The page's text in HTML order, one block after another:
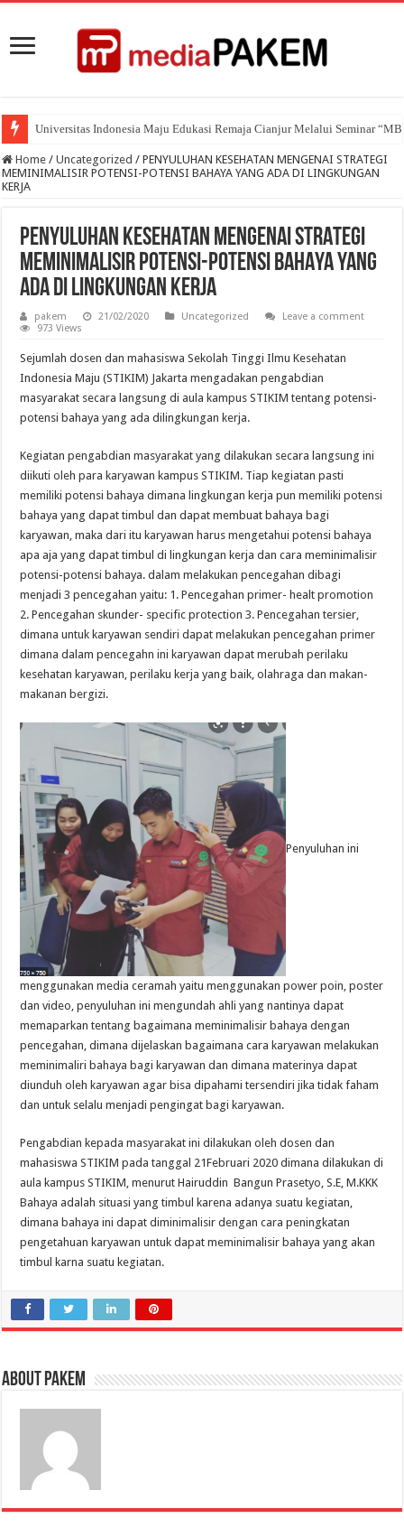
Universitas Indonesia Maju Edukasi Remaja Cianjur Melalui Seminar
Home / Uncategorized / PENYULUHAN KESEHATAN MENGENAI STRATEGI
MEMINIMALISIR POTENSI-POTENSI BAHAYA YANG ADA DI LINGKUNGAN
KERJA
PENYULUHAN KESEHATAN MENGENAI STRATEGI
MEMINIMALISIR POTENSI-POTENSI BAHAYA YANG
ADA DI LINGKUNGAN KERJA
pakem 21/02/2020 Uncategorized
Leave a comment
973 Views
Sejumlah dosen dan mahasiswa Sekolah Tinggi Ilmu Kesehatan
Indonesia Maju (STIKIM) Jakarta mengadakan pengabdian
masyarakat secara langsung di aula kampus STIKIM tentang potensi-
potensi bahaya yang ada dilingkungan kerja.
Kegiatan pengabdian masyarakat yang dilakukan secara langsung ini
diikuti oleh para karyawan kampus STIKIM. Tiap kegiatan pasti
memiliki potensi bahaya dimana lingkungan kerja pun memiliki potensi
bahaya yang dapat timbul dan dapat membuat bahaya bagi
karyawan, maka dari itu karyawan harus mengetahui potensi bahaya
apa aja yang dapat timbul di lingkungan kerja dan cara meminimalisir
potensi-potensi bahaya. dalam melakukan pencegahan dibagi
menjadi 3 pencegahan yaitu: 1. Pencegahan primer- healt promotion
2. Pencegahan skunder- specific protection 3. Pencegahan tersier,
dimana untuk karyawan sendiri dapat melakukan pencegahan primer
dimana dalam pencegahn ini karyawan dapat merubah perilaku
kesehatan karyawan, perilaku kerja yang baik, olahraga dan makan-
makanan bergizi.
Penyuluhan ini
menggunakan media ceramah yaitu menggunakan power poin, poster
dan video, penyuluhan ini mengundah ahli yang nantinya dapat
memaparkan tentang bagaimana meminimalisir bahaya dengan
pencegahan, dimana dijelaskan bagaimana cara karyawan melakukan
meminimaliri bahaya bagi karyawan dan dimana materinya dapat
diunduh oleh karyawan agar bisa dipahami tersendiri jika tidak faham
dan untuk selalu menjadi pengingat bagi karyawan.
Pengabdian kepada masyarakat ini dilakukan oleh dosen dan
mahasiswa STIKIM pada tanggal 21Februari 2020 dimana dilakukan di
aula kampus STIKIM, menurut Hairuddin Bangun Prasetyo, S.E, M.KKK
Bahaya adalah situasi yang timbul karena adanya suatu kegiatan,
dimana bahaya ini dapat diminimalisir dengan cara peningkatan
pengetahuan karyawan untuk dapat meminimalisir bahaya yang akan
timbul karna suatu kegiatan.
About pakem